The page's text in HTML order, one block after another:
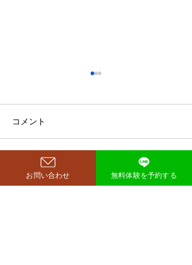
空気階段・鈴木もぐらさん
重123キロから85キロへ、マ
イナス38キロのダイエットに
成功したと話題になっていま
コメント
コメントを追加…
お問い合わせ 無料体験を予約する